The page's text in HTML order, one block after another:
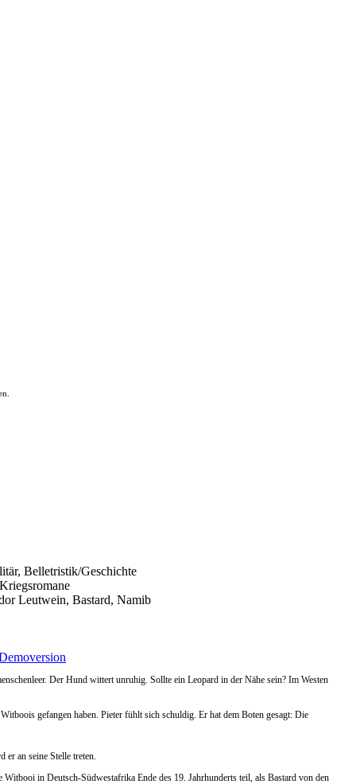
Belletristik/Geschichte
Leutwein, Bastard, Namib
Der Hund wittert unruhig. Sollte ein Leopard in der Nähe sein? Im Westen
gefangen haben. Pieter fühlt sich schuldig. Er hat dem Boten gesagt: Die
er an seine Stelle treten.
in Deutsch-Südwestafrika Ende des 19. Jahrhunderts teil, als Bastard von den